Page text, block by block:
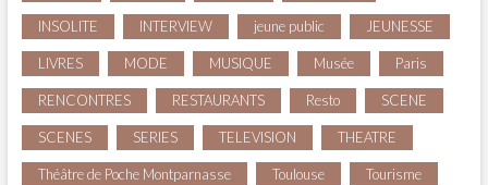
INSOLITE INTERVIEW jeune public JEUNESSE
LIVRES MODE MUSIQUE Musée Paris
RENCONTRES RESTAURANTS Resto SCENE
SCENES SERIES TELEVISION THEATRE
Théâtre de Poche Montparnasse Toulouse Tourisme